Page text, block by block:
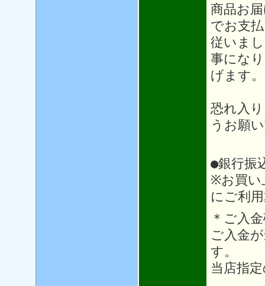
商品お
でお支
従いま
事にな
げます。
恐れ入
うお願
●銀行振
※お買い
にご利
＊ご入
ご入金
す。
当店指